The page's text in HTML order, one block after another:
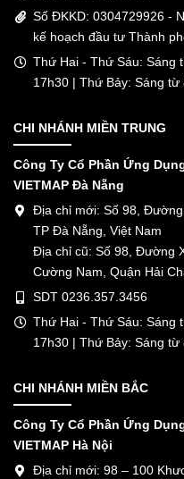
Số ĐKKD: 0304729926 -
kế hoạch đầu tư Thành
Thứ Hai - Thứ Sáu: Sáng
17h30 | Thứ Bảy: Sáng từ
CHI NHÁNH MIỀN TRUNG
Công Ty Cổ Phần Ứng
VIETMAP Đà Nẵng
Địa chỉ mới: Số 98,
TP Đà Nẵng, Việt Nam
Địa chỉ cũ: Số 98, Đường
Cường Nam, Quận Hải
SDT 0236.357.3456
Thứ Hai - Thứ Sáu: Sáng
17h30 | Thứ Bảy: Sáng từ
CHI NHÁNH MIỀN BẮC
Công Ty Cổ Phần Ứng
VIETMAP Hà Nội
Địa chỉ mới: 98 – 100